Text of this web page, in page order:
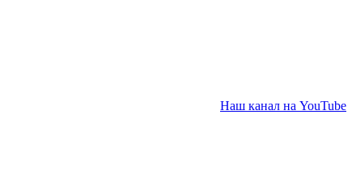
Наш канал на YouTube